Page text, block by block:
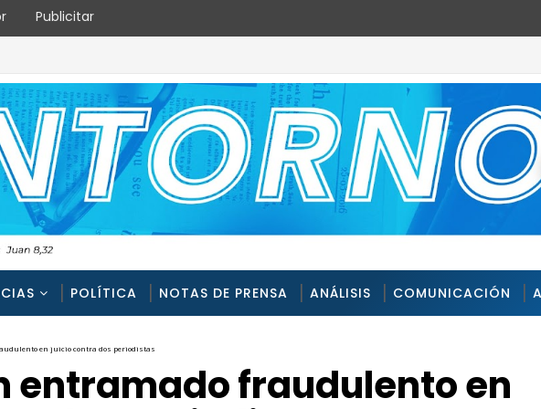
Publicitar
POLÍTICA NOTAS DE PRENSA ANÁLISIS COMUNICACIÓN
en juicio contra dos periodistas
entramado fraudulento en